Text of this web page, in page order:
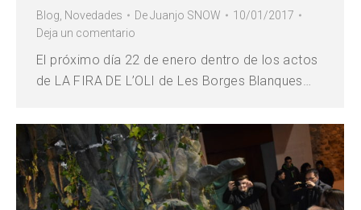
Blog Novedades DeJuanjo SNOW
10/01/2017
Deja un comentario
El próximo día 22 de enero dentro de los actos
de LA FIRA DE L’OLI de Les Borges Blanques…